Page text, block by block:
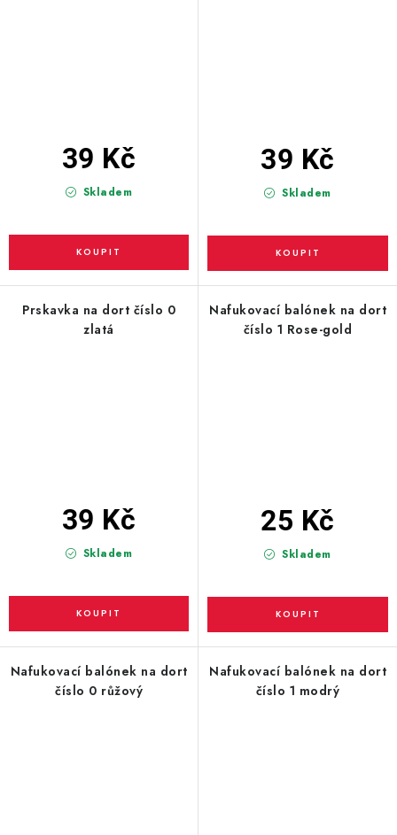
Skladem
39 Kč
Skladem
39 Kč
Prskavka na dort číslo 0
zlatá
Skladem
39 Kč
Nafukovací balónek na dort
číslo 1 Rose-gold
Skladem
25 Kč
Nafukovací balónek na dort
číslo 0 růžový
Nafukovací balónek na dort
číslo 1 modrý